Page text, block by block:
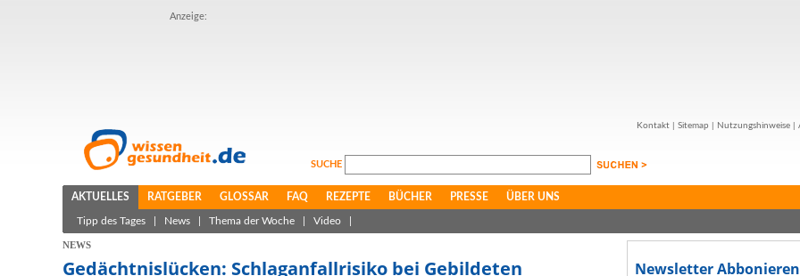
Anzeige:
Kontakt Sitemap Nutzungshinweise
SUCHE
AKTUELLES RATGEBER GLOSSAR FAQ REZEPTE BÜCHER PRESSE ÜBER UNS
Tipp des Tages News Thema der Woche Video
NEWS
Gedächtnislücken: Schlaganfallrisiko bei Gebildeten Newsletter Abbonieren